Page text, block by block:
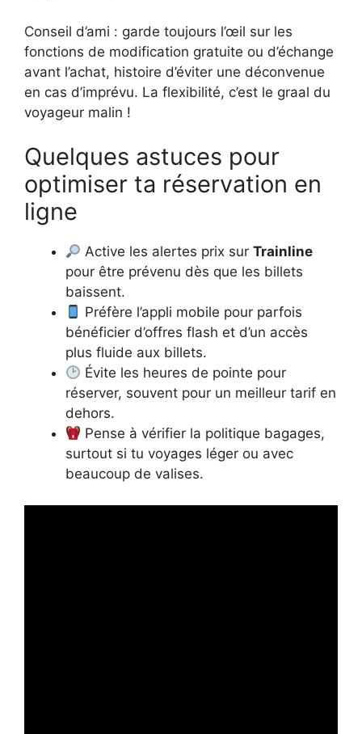
Conseil d’ami : garde toujours l’œil sur les
fonctions de modification gratuite ou d’échange
avant l’achat, histoire d’éviter une déconvenue
en cas d’imprévu. La flexibilité, c’est le graal du
voyageur malin !
Quelques astuces pour
optimiser ta réservation en
ligne
Active les alertes prix surTrainline
pour être prévenu dès que les billets
baissent.
Préfère l’appli mobile pour parfois
bénéficier d’offres flash et d’un accès
plus fluide aux billets.
Évite les heures de pointe pour
réserver, souvent pour un meilleur tarif en
dehors.
Pense à vérifier la politique bagages,
surtout si tu voyages léger ou avec
beaucoup de valises.